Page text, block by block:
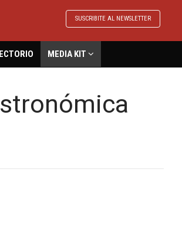
SUSCRIBITE AL NEWSLETTER
MEDIA KIT